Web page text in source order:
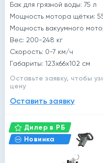
Бак для грязной воды: 75 л
Мощность мотора щётки:
Мощность вакуумного
Вес: 200-248 кг
Скорость: 0-7 км/ч
Габариты: 123x66x102 см
Оставьте заявку, чтобы
цену
Оставить заявку
Дилер в РБ
Новинка